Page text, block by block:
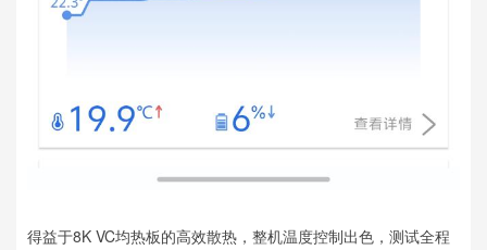
得益于8K VC均热板的高效散热，整机温度控制出色，测试全程